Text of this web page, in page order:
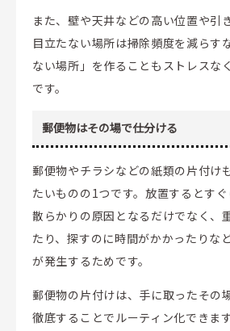
また、壁や天井などの高い位置や引
目立たない場所は掃除頻度を減らす
ない場所」を作ることもストレスな
です。
郵便物はその場で仕分ける
郵便物やチラシなどの紙類の片付け
たいものの1つです。放置するとす
散らかりの原因となるだけでなく、
たり、探すのに時間がかかったりな
が発生するためです。
郵便物の片付けは、手に取ったその
徹底することでルーティン化できま